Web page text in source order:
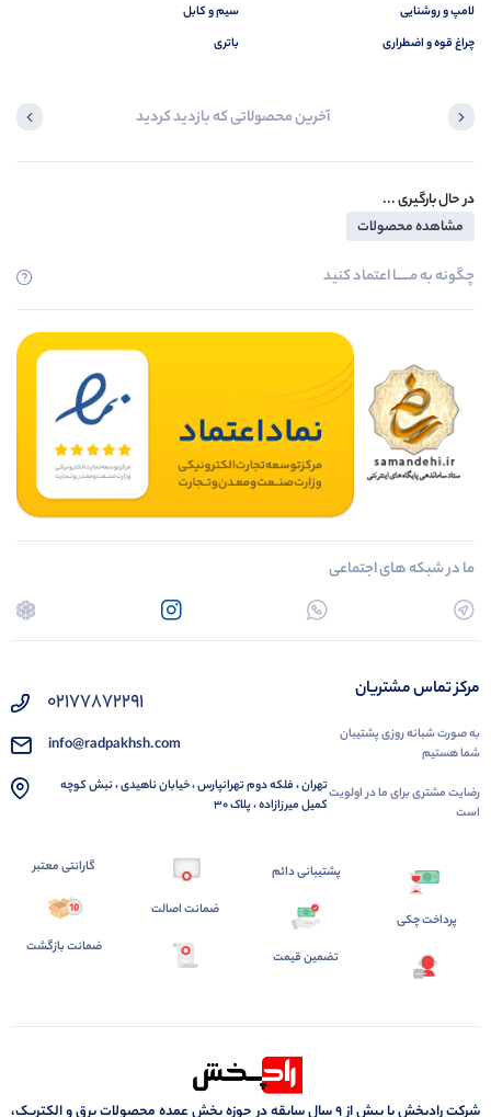
لامپ و روشنایی
چراغ قوه و اضطراری
سیم و کابل
باتری
آخرین محصولاتی که بازدید کردید
در حال بارگیری ...
مشاهده محصولات
چگونه به مــــــا اعتماد کنید
ما در شبکه های اجتماعی
مرکز تماس مشتریان
به صورت شبانه روزی پشتیبان
شما هستیم
رضایت مشتری برای ما در اولویت
است
02177872291
info@radpakhsh.com
تهران ، فلکه دوم تهرانپارس ، خیابان ناهیدی ، نبش کوچه
کمیل میرزازاده ، پلاک 30
پرداخت چکی
پشتیبانی دائم
تضمین قیمت
ضمانت اصالت
گارانتی معتبر
ضمانت بازگشت
شرکت رادپخش با بیش از ۹ سال سابقه در حوزه پخش عمده محصولات برق و الکتریک،